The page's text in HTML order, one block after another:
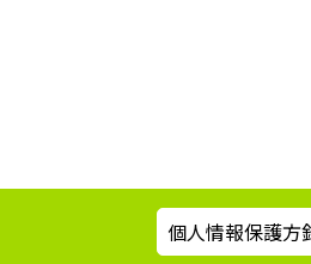
個人情報保護方